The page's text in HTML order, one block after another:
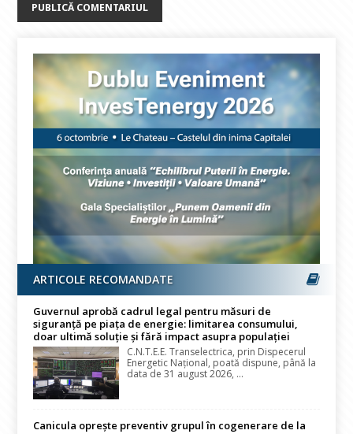
ARTICOLE RECOMANDATE
Guvernul aprobă cadrul legal pentru măsuri de
siguranță pe piața de energie: limitarea consumului,
doar ultimă soluție și fără impact asupra populației
C.N.T.E.E. Transelectrica, prin Dispecerul
Energetic Național, poată dispune, până la
data de 31 august 2026, ...
Canicula oprește preventiv grupul în cogenerare de la